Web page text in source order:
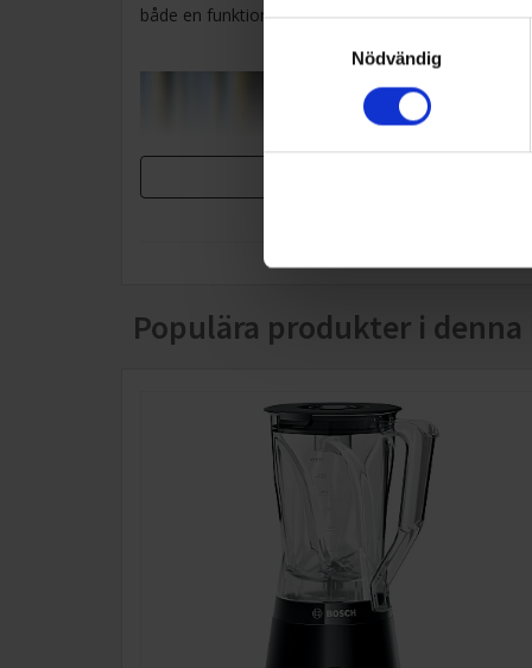
Nödvändig
både en funktionell och stilfull detalj i köket.
Hållbart material Tritan Renew
Kannan är tillverkad av Tritan Renew, ett innovativt
material som består av femtio procent återvunnet
innehåll genom Eastmans molekylära
återvinningsteknologi. Detta bidrar till att minska
plastavfall och skydda miljön. Materialet är hållbart,
BPA-fritt och tål maskindisk vilket gör det både
praktiskt och långlivat.
Populära produkter i